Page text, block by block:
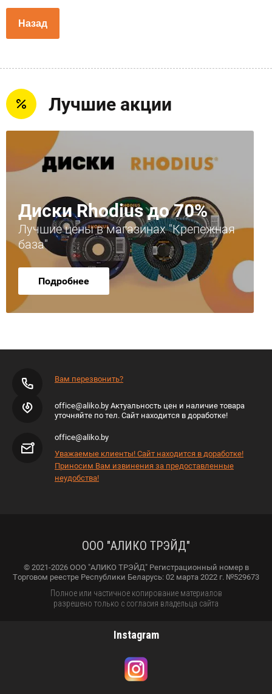
Назад
Лучшие акции
Диски Rhodius до 70%
Лучшие цены в магазинах "Крепежная
база"
Подробнее
Вам перезвонить?
office@aliko.by Актуальность цен и наличие товара
уточняйте по тел. Сайт находится в доработке!
office@aliko.by
Уважаемые клиенты! Сайт находится в доработке!
Приносим Вам извинения за предоставленные
неудобства!
ООО "АЛИКО ТРЭЙД"
© 2021-2026 ООО "АЛИКО ТРЭЙД" Регистрационный номер в
Торговом реестре Республики Беларусь: 02 марта 2022 г. №529673
Полное или частичное копирование материалов
разрешено только с согласия владельца сайта
Instagram